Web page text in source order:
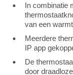
In combinatie
van een
Meerdere
IP app
De
door